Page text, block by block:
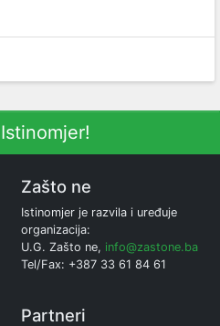
Zašto ne
Istinomjer je razvila i uređuje
organizacija:
U.G. Zašto ne, info@zastone.ba
Tel/Fax: +387 33 61 84 61
Partneri